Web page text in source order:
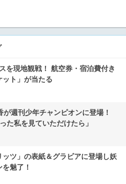
を現地観戦！ 航空券・宿泊費付き
ット」が当たる
が週刊少年チャンピオンに登場！
た私を見ていただけたら」
ツ」の表紙＆グラビアに登場し妖
魅了！